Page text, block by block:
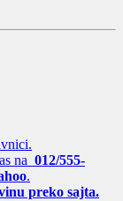
na 012/555-
.
preko sajta.